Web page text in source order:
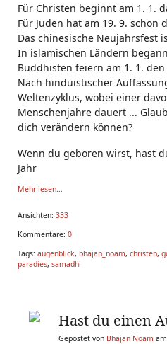
Für Christen beginnt am 1. 1.
Für Juden hat am 19. 9. schon
Das chinesische Neujahrsfest
In islamischen Ländern
Buddhisten feiern am 1. 1. den
Nach hinduistischer
Weltenzyklus, wobei einer
Menschenjahre dauert ...
dich verändern können?
Wenn du geboren wirst, hast
Jahr
Mehr lesen...
Ansichten: 333
Kommentare: 0
Tags: augenblick, bhajan_noam, christen,
paradies, samadhi
Hast du einen
Gepostet von Bhajan Noam